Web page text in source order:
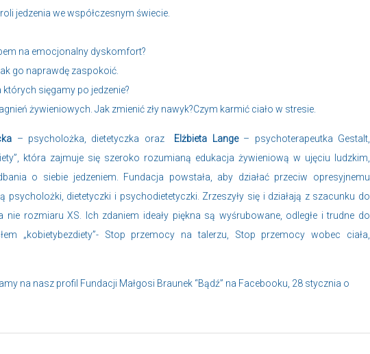
jedzenia we współczesnym świecie.
na emocjonalny dyskomfort?
go naprawdę zaspokoić.
sięgamy po jedzenie?
żywieniowych. Jak zmienić zły nawyk?Czym karmić ciało w stresie.
– psycholożka, dietetyczka oraz Elżbieta Lange– psychoterapeutka Gestalt,
która zajmuje się szeroko rozumianą edukacja żywieniową w ujęciu ludzkim,
o siebie jedzeniem. Fundacja powstała, aby działać przeciw opresyjnemu
psycholożki, dietetyczki i psychodietetyczki. Zrzeszyły się i działają z szacunku do
rozmiaru XS. Ich zdaniem ideały piękna są wyśrubowane, odległe i trudne do
„kobietybezdiety”- Stop przemocy na talerzu, Stop przemocy wobec ciała,
na nasz profil Fundacji Małgosi Braunek “Bądź” na Facebooku, 28 stycznia o